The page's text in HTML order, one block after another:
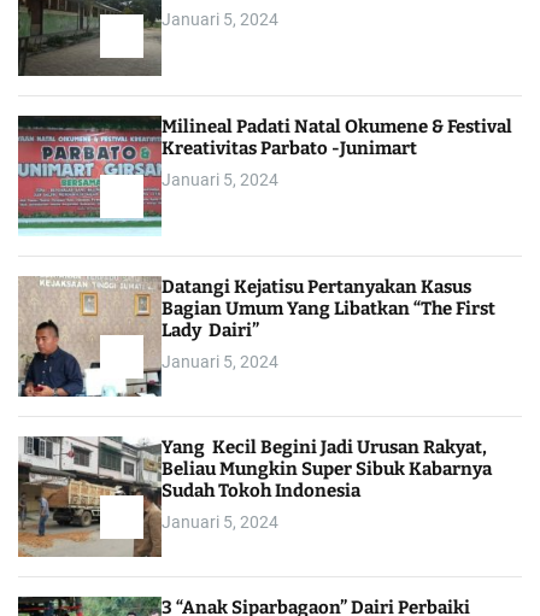
Januari 5, 2024
Milineal Padati Natal Okumene & Festival
Kreativitas Parbato -Junimart
Januari 5, 2024
Datangi Kejatisu Pertanyakan Kasus
Bagian Umum Yang Libatkan “The First
Lady Dairi”
Januari 5, 2024
Yang Kecil Begini Jadi Urusan Rakyat,
Beliau Mungkin Super Sibuk Kabarnya
Sudah Tokoh Indonesia
Januari 5, 2024
3 “Anak Siparbagaon” Dairi Perbaiki